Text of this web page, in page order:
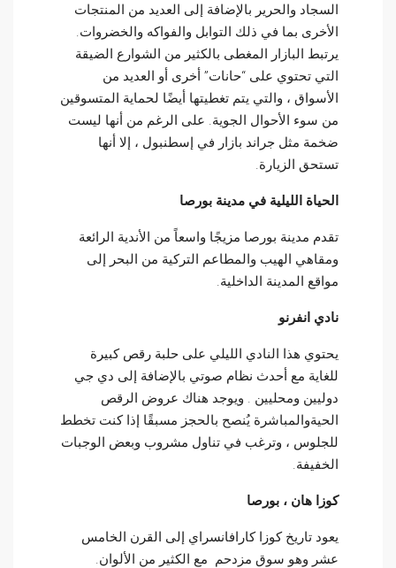
السجاد والحرير بالإضافة إلى العديد من المنتجات
الأخرى بما في ذلك التوابل والفواكه والخضروات.
يرتبط البازار المغطى بالكثير من الشوارع الضيقة
التي تحتوي على “حانات” أخرى أو العديد من
الأسواق ، والتي يتم تغطيتها أيضًا لحماية المتسوقين
من سوء الأحوال الجوية. على الرغم من أنها ليست
ضخمة مثل جراند بازار في إسطنبول ، إلا أنها
تستحق الزيارة.
الحياة الليلية في مدينة بورصا
تقدم مدينة بورصا مزيجًا واسعاً من الأندية الرائعة
ومقاهي الهيب والمطاعم التركية من البحر إلى
مواقع المدينة الداخلية.
نادي انفرنو
يحتوي هذا النادي الليلي على حلبة رقص كبيرة
للغاية مع أحدث نظام صوتي بالإضافة إلى دي جي
دوليين ومحليين . ويوجد هناك عروض الرقص
الحيةوالمباشرة يُنصح بالحجز مسبقًا إذا كنت تخطط
للجلوس ، وترغب في تناول مشروب وبعض الوجبات
الخفيفة.
كوزا هان ، بورصا
يعود تاريخ كوزا كارافانسراي إلى القرن الخامس
عشر وهو سوق مزدحم مع الكثير من الألوان.